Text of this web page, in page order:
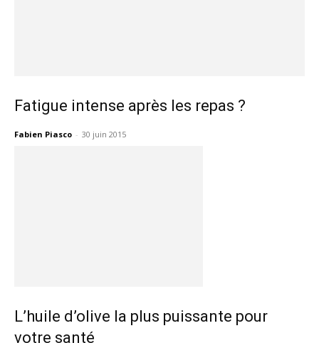
Fatigue intense après les repas ?
Fabien Piasco - 30 juin 2015
L’huile d’olive la plus puissante pour
votre santé